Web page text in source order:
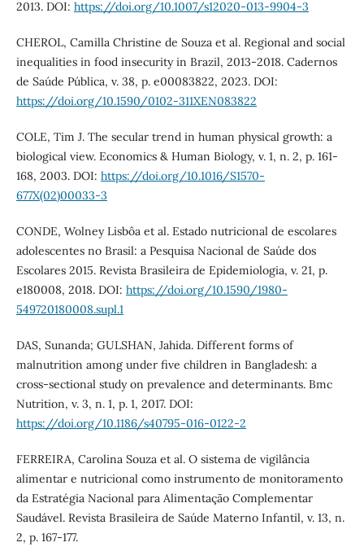
2013. DOI: https://doi.org/10.1007/s12020-013-9904-3
CHEROL, Camilla Christine de Souza et al. Regional and social
inequalities in food insecurity in Brazil, 2013-2018. Cadernos
de Saúde Pública, v. 38, p. e00083822, 2023. DOI:
https://doi.org/10.1590/0102-311XEN083822
COLE, Tim J. The secular trend in human physical growth: a
biological view. Economics & Human Biology, v. 1, n. 2, p. 161-
168, 2003. DOI: https://doi.org/10.1016/S1570-
677X(02)00033-3
CONDE, Wolney Lisbôa et al. Estado nutricional de escolares
adolescentes no Brasil: a Pesquisa Nacional de Saúde dos
Escolares 2015. Revista Brasileira de Epidemiologia, v. 21, p.
e180008, 2018. DOI: https://doi.org/10.1590/1980-
549720180008.supl.1
DAS, Sunanda; GULSHAN, Jahida. Different forms of
malnutrition among under five children in Bangladesh: a
cross-sectional study on prevalence and determinants. Bmc
Nutrition, v. 3, n. 1, p. 1, 2017. DOI:
https://doi.org/10.1186/s40795-016-0122-2
FERREIRA, Carolina Souza et al. O sistema de vigilância
alimentar e nutricional como instrumento de monitoramento
da Estratégia Nacional para Alimentação Complementar
Saudável. Revista Brasileira de Saúde Materno Infantil, v. 13, n.
2, p. 167-177.